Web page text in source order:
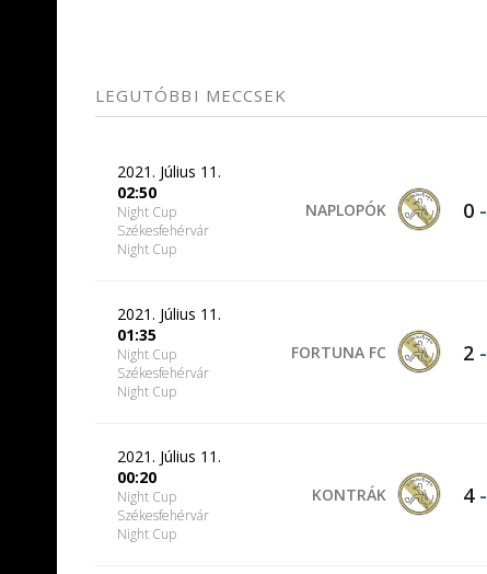
LEGUTÓBBI MECCSEK
2021. Július 11.
02:50
Night Cup
Székesfehérvár
Night Cup
NAPLOPÓK 0-
2021. Július 11.
01:35
Night Cup
Székesfehérvár
Night Cup
FORTUNA FC 2-
2021. Július 11.
00:20
Night Cup
Székesfehérvár
Night Cup
KONTRÁK 4-